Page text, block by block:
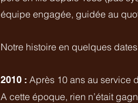
équipe engagée, guidée au
Notre histoire en quelques
2010 : Après 10 ans au service
A cette époque, rien n’était